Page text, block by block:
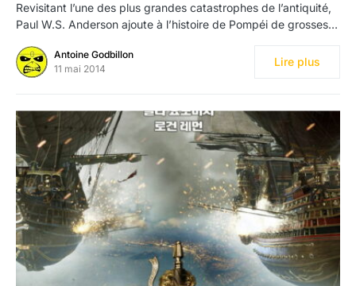
Revisitant l’une des plus grandes catastrophes de l’antiquité,
Paul W.S. Anderson ajoute à l’histoire de Pompéi de grosses…
Antoine Godbillon
11 mai 2014
Lire plus